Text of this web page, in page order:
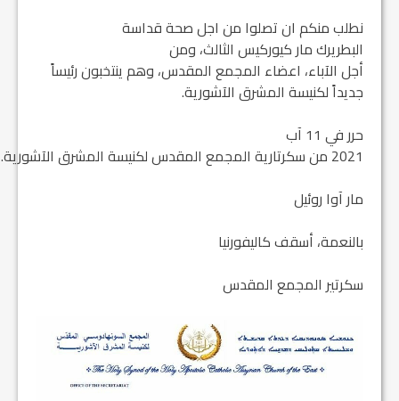
نطلب منكم ان تصلوا من اجل صحة قداسة
البطريرك مار كيوركيس الثالث، ومن
أجل الآباء، اعضاء المجمع المقدس، وهم ينتخبون رئيساً
جديداً لكنيسة المشرق الآشورية.
حرر في 11 آب
2021 من سكرتارية المجمع المقدس لكنيسة المشرق الآشورية.
مار آوا روئيل
بالنعمة، أسقف كاليفورنيا
سكرتير المجمع المقدس